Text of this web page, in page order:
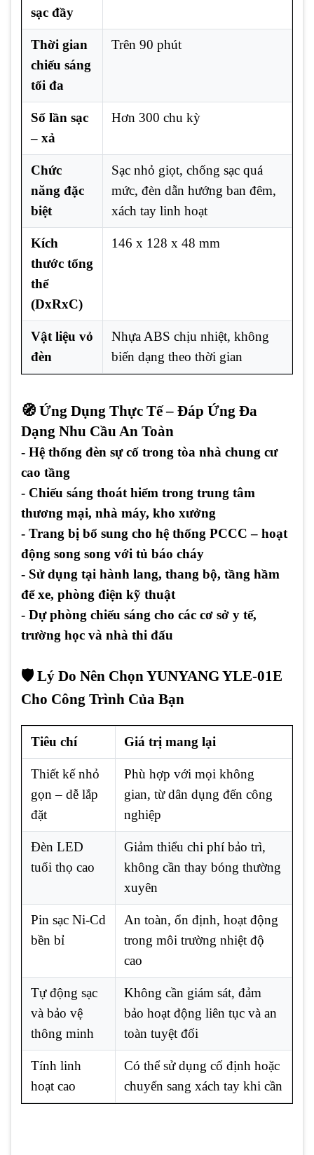
sạc đầy
Thời gian
chiếu sáng
tối đa
Trên 90 phút
Số lần sạc
– xả
Hơn 300 chu kỳ
Chức
năng đặc
biệt
Sạc nhỏ giọt, chống sạc quá
mức, đèn dẫn hướng ban đêm,
xách tay linh hoạt
Kích
thước tổng
thể
(DxRxC)
146 x 128 x 48 mm
Vật liệu vỏ
đèn
Nhựa ABS chịu nhiệt, không
biến dạng theo thời gian
🧭 Ứng Dụng Thực Tế – Đáp Ứng Đa
Dạng Nhu Cầu An Toàn
- Hệ thống đèn sự cố trong tòa nhà chung cư
cao tầng
- Chiếu sáng thoát hiểm trong trung tâm
thương mại, nhà máy, kho xưởng
- Trang bị bổ sung cho hệ thống PCCC – hoạt
động song song với tủ báo cháy
- Sử dụng tại hành lang, thang bộ, tầng hầm
để xe, phòng điện kỹ thuật
- Dự phòng chiếu sáng cho các cơ sở y tế,
trường học và nhà thi đấu
🛡️ Lý Do Nên Chọn YUNYANG YLE-01E
Cho Công Trình Của Bạn
Tiêu chí Giá trị mang lại
Thiết kế nhỏ
gọn – dễ lắp
đặt
Phù hợp với mọi không
gian, từ dân dụng đến công
nghiệp
Đèn LED
tuổi thọ cao
Giảm thiểu chi phí bảo trì,
không cần thay bóng thường
xuyên
Pin sạc Ni-Cd
bền bỉ
An toàn, ổn định, hoạt động
trong môi trường nhiệt độ
cao
Tự động sạc
và bảo vệ
thông minh
Không cần giám sát, đảm
bảo hoạt động liên tục và an
toàn tuyệt đối
Tính linh
hoạt cao
Có thể sử dụng cố định hoặc
chuyển sang xách tay khi cần